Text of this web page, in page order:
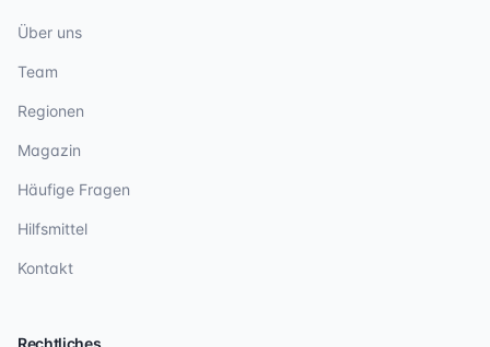
Über uns
Team
Regionen
Magazin
Häufige Fragen
Hilfsmittel
Kontakt
Rechtliches